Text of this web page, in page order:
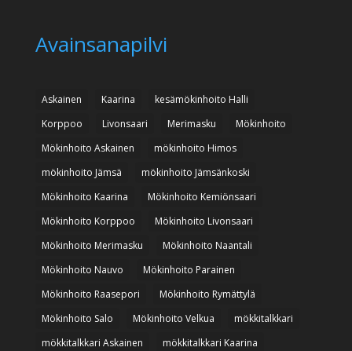
Avainsanapilvi
Askainen Kaarina
kesämökinhoito Halli
Korppoo
Livonsaari Merimasku
Mökinhoito
Mökinhoito Askainen
mökinhoito Himos
mökinhoito Jämsä
mökinhoito Jämsänkoski
Mökinhoito Kaarina
Mökinhoito Kemiönsaari
Mökinhoito Korppoo
Mökinhoito Livonsaari
Mökinhoito Merimasku
Mökinhoito Naantali
Mökinhoito Nauvo
Mökinhoito Parainen
Mökinhoito Raasepori
Mökinhoito Rymättylä
Mökinhoito Salo
Mökinhoito Velkua
mökkitalkkari
mökkitalkkari Askainen
mökkitalkkari Kaarina